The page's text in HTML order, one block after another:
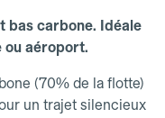
bas carbone. Idéale
ou aéroport.
(70% de la flotte)
un trajet silencieux